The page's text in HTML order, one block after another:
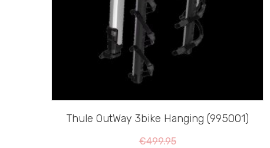
Thule OutWay 3bike Hanging (995001)
€499.95